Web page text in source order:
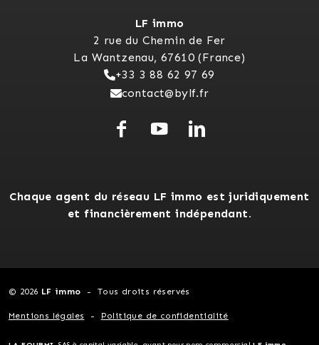
LF immo
2 rue du Chemin de Fer
La Wantzenau, 67610 (France)
+33 3 88 62 97 69
contact@bylf.fr
Chaque agent du réseau LF immo est juridiquement
et financièrement indépendant.
© 2026 LF immo Tous droits réservés
Mentions légales Politique de confidentialité